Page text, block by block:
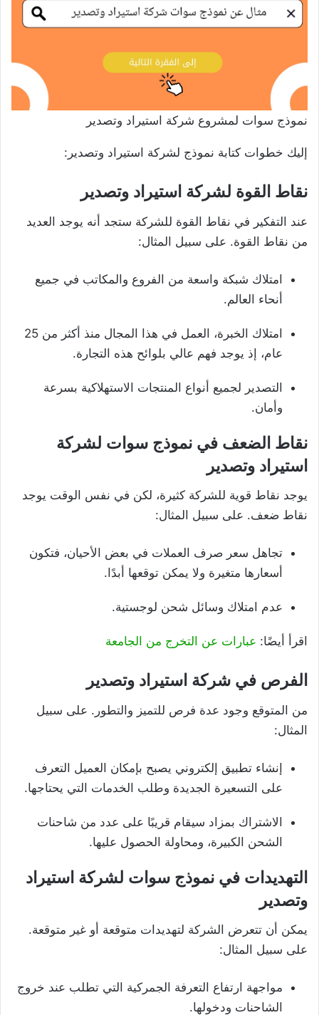
نموذج سوات لمشروع شركة استيراد وتصدير
إليك خطوات كتابة نموذج لشركة استيراد وتصدير:
نقاط القوة لشركة استيراد وتصدير
عند التفكير في نقاط القوة للشركة ستجد أنه يوجد العديد
من نقاط القوة. على سبيل المثال:
امتلاك شبكة واسعة من الفروع والمكاتب في جميع
أنحاء العالم.
امتلاك الخبرة، العمل في هذا المجال منذ أكثر من 25
عام، إذ يوجد فهم عالي بلوائح هذه التجارة.
التصدير لجميع أنواع المنتجات الاستهلاكية بسرعة
وأمان.
نقاط الضعف في نموذج سوات لشركة
استيراد وتصدير
يوجد نقاط قوية للشركة كثيرة، لكن في نفس الوقت يوجد
نقاط ضعف. على سبيل المثال:
تجاهل سعر صرف العملات في بعض الأحيان، فتكون
أسعارها متغيرة ولا يمكن توقعها أبدًا.
عدم امتلاك وسائل شحن لوجستية.
اقرأ أيضًا: عبارات عن التخرج من الجامعة
الفرص في شركة استيراد وتصدير
من المتوقع وجود عدة فرص للتميز والتطور. على سبيل
المثال:
إنشاء تطبيق إلكتروني يصبح بإمكان العميل التعرف
على التسعيرة الجديدة وطلب الخدمات التي يحتاجها.
الاشتراك بمزاد سيقام قريبًا على عدد من شاحنات
الشحن الكبيرة، ومحاولة الحصول عليها.
التهديدات في نموذج سوات لشركة استيراد
وتصدير
يمكن أن تتعرض الشركة لتهديدات متوقعة أو غير متوقعة.
على سبيل المثال:
مواجهة ارتفاع التعرفة الجمركية التي تطلب عند خروج
الشاحنات ودخولها.